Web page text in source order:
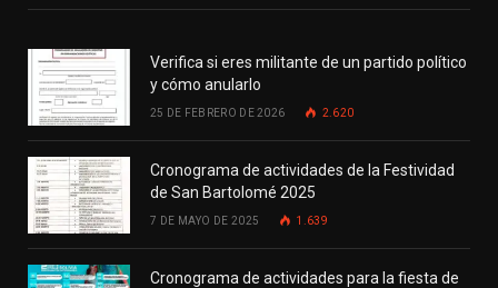
Verifica si eres militante de un partido político
y cómo anularlo
25 DE FEBRERO DE 2026 2.620
Cronograma de actividades de la Festividad
de San Bartolomé 2025
7 DE MAYO DE 2025 1.639
Cronograma de actividades para la fiesta de